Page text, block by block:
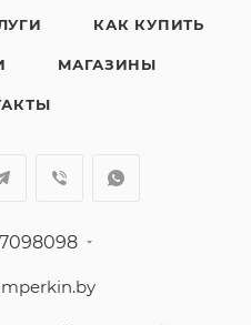
КАК КУПИТЬ
МАГАЗИНЫ